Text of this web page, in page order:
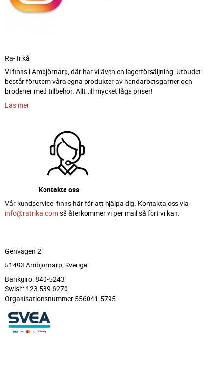
Ra-Trikå
Vi finns i Ambjörnarp, där har vi även en lagerförsäljning. Utbudet
består förutom våra egna produkter av handarbetsgarner och
broderier med tillbehör. Allt till mycket låga priser!
Läs mer
Kontakta oss
Vår kundservice finns här för att hjälpa dig. Kontakta oss via
info@ratrika.comså återkommer vi per mail så fort vi kan.
Genvägen 2
51493 Ambjörnarp, Sverige
Bankgiro: 840-5243
Swish: 123 539 6270
Organisationsnummer 556041-5795